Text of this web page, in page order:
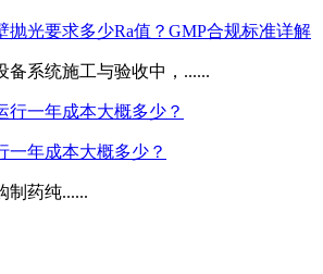
抛光要求多少Ra值？GMP合规标准详解
备系统施工与验收中，......
一年成本大概多少？
制药纯......